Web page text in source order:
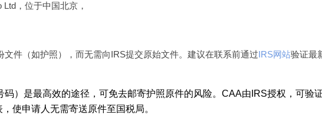
，位于中国北京，
件（如护照），而无需向IRS提交原始文件。建议在联系前通过 IRS网站验证最
）是最高效的途径，可免去邮寄护照原件的风险。CAA由IRS授权，可验
使申请人无需寄送原件至国税局。